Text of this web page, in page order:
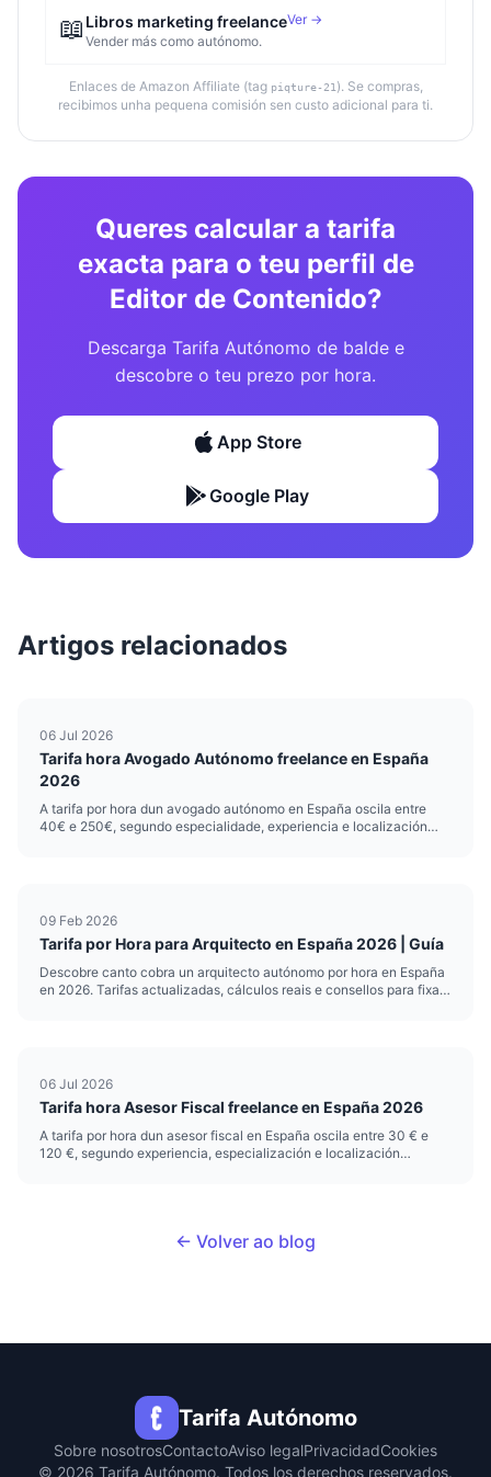
📖 Libros marketing freelance
Vender más como autónomo.
Ver →
Enlaces de Amazon Affiliate (tag piqture-21 ). Se compras,
recibimos unha pequena comisión sen custo adicional para ti.
Queres calcular a tarifa
exacta para o teu perfil de
Editor de Contenido?
Descarga Tarifa Autónomo de balde e
descobre o teu prezo por hora.
App Store
Google Play
Artigos relacionados
06 Jul 2026
Tarifa hora Avogado Autónomo freelance en España
2026
A tarifa por hora dun avogado autónomo en España oscila entre
40€ e 250€, segundo especialidade, experiencia e localización
09 Feb 2026
Tarifa por Hora para Arquitecto en España 2026 | Guía
Descobre canto cobra un arquitecto autónomo por hora en España
en 2026. Tarifas actualizadas, cálculos reais e consellos para fixar
06 Jul 2026
Tarifa hora Asesor Fiscal freelance en España 2026
A tarifa por hora dun asesor fiscal en España oscila entre 30 € e
120 €, segundo experiencia, especialización e localización
← Volver ao blog
Tarifa Autónomo
Sobre nosotrosContactoAviso legalPrivacidadCookies
© 2026 Tarifa Autónomo. Todos los derechos reservados.